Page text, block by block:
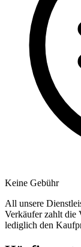
Keine Gebühr
All unsere
Verkäufer zahlt die
lediglich den